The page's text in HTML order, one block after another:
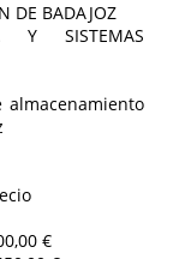
DE BADAJOZ
Y SISTEMAS
€